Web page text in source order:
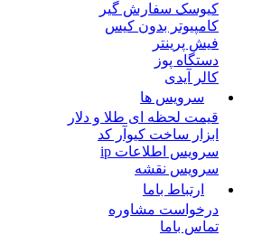
کیوسک سفارش گیر
کامپیوتر بدون کیس
فیش پرینتر
دستگاه پوز
کالر آیدی
سرویس ها
قیمت لحظه ای طلا و دلار
ابزار ساخت کیوآر کد
سرویس اطلاعات ip
سرویس نقشه
ارتباط باما
درخواست مشاوره
تماس باما